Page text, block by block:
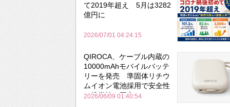
て2019年超え 5月は3282
億円に
2026/07/01 04:24:15
QIROCA、ケーブル内蔵の
10000mAhモバイルバッテ
リーを発売 準固体リチウ
ムイオン電池採用で安全性
と携帯性を両立
2026/06/09 01:40:54